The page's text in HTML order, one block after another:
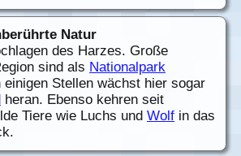
Natur
des Harzes. Große
sind als Nationalpark
einigen Stellen wächst hier sogar
heran. Ebenso kehren seit
Tiere wie Luchs und Wolf in das